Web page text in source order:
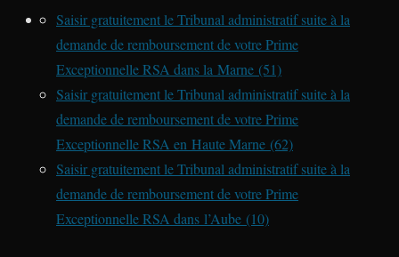
Saisir gratuitement le Tribunal administratif suite à la
demande de remboursement de votre Prime
Exceptionnelle RSA dans la Marne (51)
Saisir gratuitement le Tribunal administratif suite à la
demande de remboursement de votre Prime
Exceptionnelle RSA en Haute Marne (62)
Saisir gratuitement le Tribunal administratif suite à la
demande de remboursement de votre Prime
Exceptionnelle RSA dans l’Aube (10)